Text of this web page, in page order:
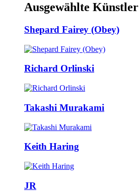
Ausgewählte Künstler
Shepard Fairey (Obey)
Richard Orlinski
Takashi Murakami
Keith Haring
JR